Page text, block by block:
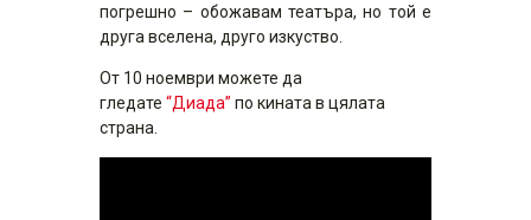
погрешно – обожавам театъра, но той е
друга вселена, друго изкуство.
От 10 ноември можете да
гледате “Диада” по кината в цялата
страна.